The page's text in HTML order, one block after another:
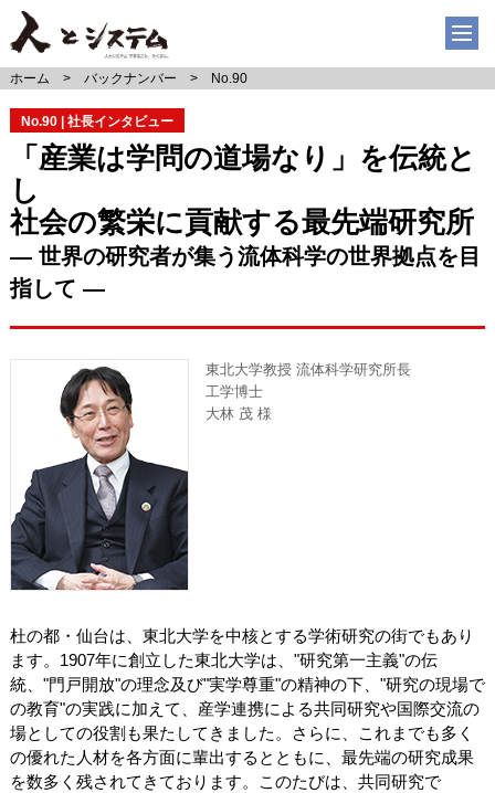
ホーム バックナンバー No.90
No.90 | 社長インタビュー
「産業は学問の道場なり」を伝統と
し
社会の繁栄に貢献する最先端研究所
― 世界の研究者が集う流体科学の世界拠点を目
指して ―
東北大学教授 流体科学研究所長
工学博士
大林 茂 様
杜の都・仙台は、東北大学を中核とする学術研究の街でもあり
ます。1907年に創立した東北大学は、"研究第一主義"の伝
統、"門戸開放"の理念及び"実学尊重"の精神の下、"研究の現場で
の教育"の実践に加えて、産学連携による共同研究や国際交流の
場としての役割も果たしてきました。さらに、これまでも多く
の優れた人材を各方面に輩出するとともに、最先端の研究成果
を数多く残されてきております。このたびは、共同研究で